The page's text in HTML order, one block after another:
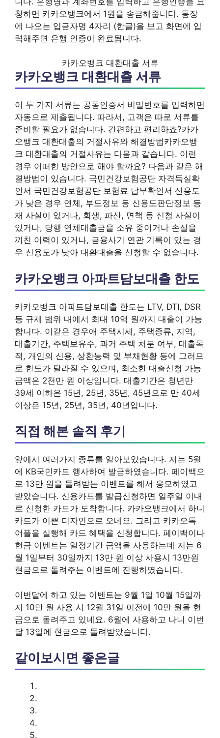
청하면 카카오뱅크에서 1원을 송금해줍니다. 통장
에 나오는 입금자명 4자리 (한글)을 보고 화면에 입
력해주면 은행 인증이 완료됩니다.
카카오뱅크 대환대출 서류
카카오뱅크 대환대출 서류
이 두 가지 서류는 공동인증서 비밀번호를 입력하면
자동으로 제출됩니다. 따라서, 고객은 따로 서류를
준비할 필요가 없습니다. 간편하고 편리하죠?카카
오뱅크 대환대출의 거절사유와 해결방법카카오뱅
크 대환대출의 거절사유는 다음과 같습니다. 이런
경우 어떠한 방안으로 해야 할까요? 다음과 같은 해
결방법이 있습니다. 국민건강보험공단 자격득실확
인서 국민건강보험공단 보험료 납부확인서 신용도
가 낮은 경우 연체, 부도정보 등 신용도판단정보 등
재 사실이 있거나, 회생, 파산, 면책 등 신청 사실이
있거나, 당행 연체대출금을 소유 중이거나 손실을
끼친 이력이 있거나, 금융사기 연관 기록이 있는 경
우 신용도가 낮아 대환대출을 신청할 수 없습니다.
카카오뱅크 아파트담보대출 한도
카카오뱅크 아파트담보대출 한도는 LTV, DTI, DSR
등 규제 범위 내에서 최대 10억 원까지 대출이 가능
합니다. 이같은 경우애 주택시세, 주택종류, 지역,
대출기간, 주택보유수, 과거 주택 처분 여부, 대출목
적, 개인의 신용, 상환능력 및 부채현황 등에 그러므
로 한도가 달라질 수 있으며, 최소한 대출신청 가능
금액은 2천만 원 이상입니다. 대출기간은 청년만
39세 이하은 15년, 25년, 35년, 45년으로 만 40세
이상은 15년, 25년, 35년, 40년입니다.
직접 해본 솔직 후기
앞에서 여러가지 종류를 알아보았습니다. 저는 5월
에 KB국민카드 행사하여 발급하였습니다. 페이백으
로 13만 원을 돌려받는 이벤트를 해서 응모하였고
받았습니다. 신용카드를 발급신청하면 일주일 이내
로 신청한 카드가 도착합니다. 카카오뱅크에서 하니
카드가 이쁜 디자인으로 오네요. 그리고 카카오톡
어플을 실행해 카드 혜택을 신청합니다. 페이백이나
현금 이벤트는 일정기간 금액을 사용하는데 저는 6
월 1일부터 30일까지 13만 원 이상 사용시 13만원
현금으로 돌려주는 이벤트에 진행하였습니다.
이번달에 하고 있는 이벤트는 9월 1일 10월 15일까
지 10만 원 사용 시 12월 31일 이전에 10만 원을 현
금으로 돌려주고 있네요. 6월에 사용하고 나니 이번
달 13일에 현금으로 돌려받았습니다.
같이보시면 좋은글